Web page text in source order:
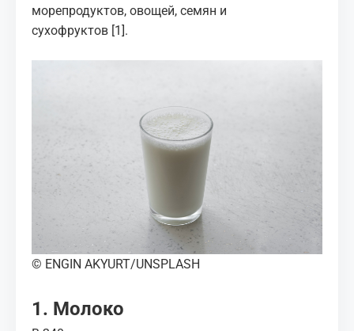
морепродуктов, овощей, семян и
сухофруктов [1].
© ENGIN AKYURT/UNSPLASH
1. Молоко